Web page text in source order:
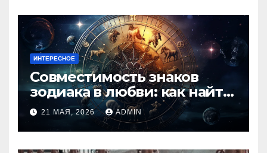
ИНТЕРЕСНОЕ
Совместимость знаков
зодиака в любви: как найти
идеальную пару и
избежать конфликтов
21 МАЯ, 2026 ADMIN